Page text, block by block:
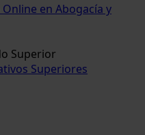
en Abogacía y
Superior
Superiores